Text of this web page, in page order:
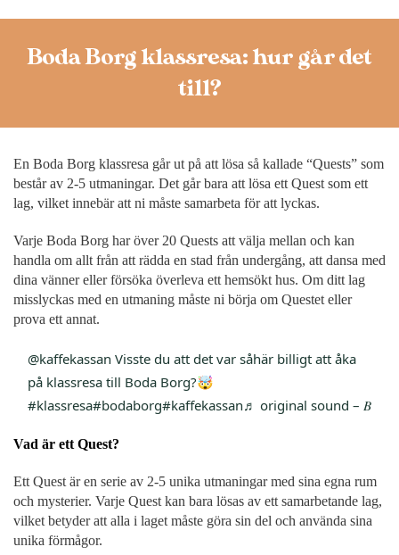
Boda Borg klassresa: hur går det
till?
En Boda Borg klassresa går ut på att lösa så kallade “Quests” som
består av 2-5 utmaningar. Det går bara att lösa ett Quest som ett
lag, vilket innebär att ni måste samarbeta för att lyckas.
Varje Boda Borg har över 20 Quests att välja mellan och kan
handla om allt från att rädda en stad från undergång, att dansa med
dina vänner eller försöka överleva ett hemsökt hus. Om ditt lag
misslyckas med en utmaning måste ni börja om Questet eller
prova ett annat.
@kaffekassan Visste du att det var såhär billigt att åka
på klassresa till Boda Borg?🤯
#klassresa#bodaborg#kaffekassan♬ original sound – 𝐵
Vad är ett Quest?
Ett Quest är en serie av 2-5 unika utmaningar med sina egna rum
och mysterier. Varje Quest kan bara lösas av ett samarbetande lag,
vilket betyder att alla i laget måste göra sin del och använda sina
unika förmågor.